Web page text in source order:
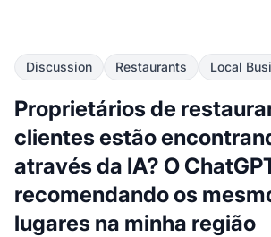
Discussion Restaurants Local
Proprietários de
clientes estão
através da IA? O
recomendando os
lugares na minha região